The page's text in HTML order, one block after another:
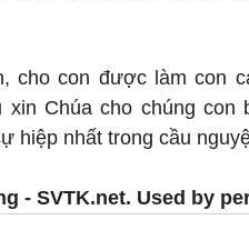
cho con được làm con
Chúa cho chúng con
hiệp nhất trong cầu
- SVTK.net. Used by